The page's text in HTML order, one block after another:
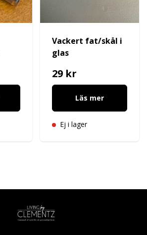
Vackert fat/skål i
glas
29 kr
Läs mer
Ej i lager